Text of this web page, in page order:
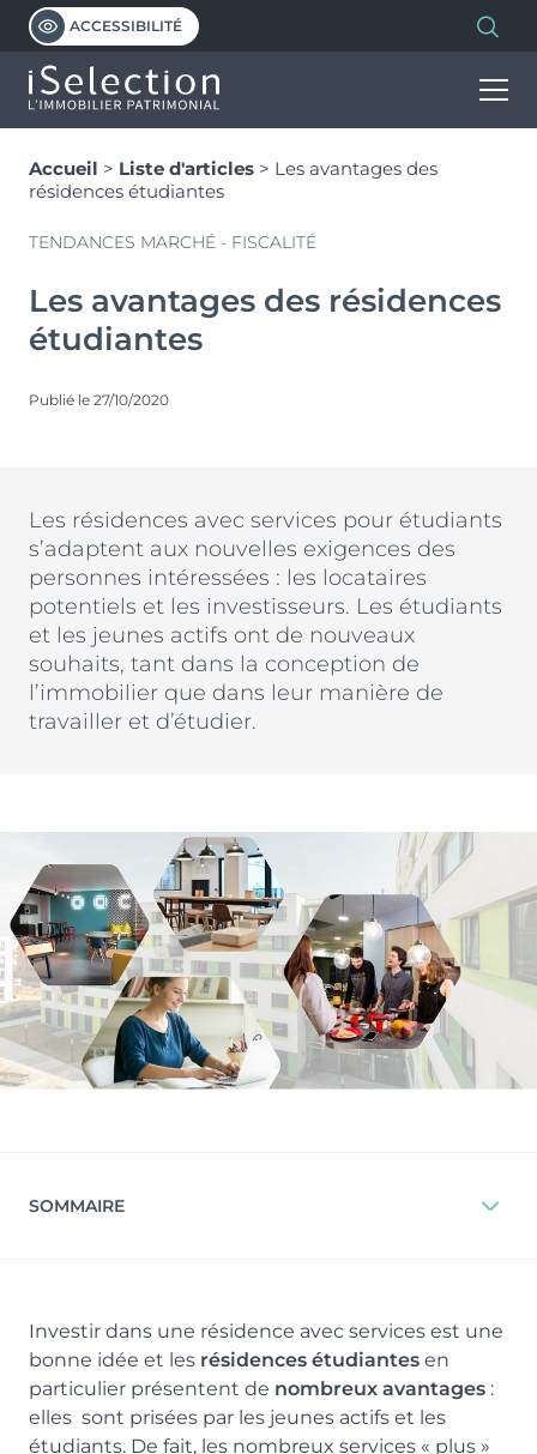
ACCESSIBILITÉ
INVESTIR
Notre vision de l’immobilier patrimonial
Investissement locatif en VEFA
LMNP géré
Malraux
Monuments Historiques
Déficit Foncier
Denormandie
LLI
HABITER
L’immobilier neuf
Les dispositifs et avantages
PROGRAMMES
ISELECTION
Qui sommes-nous ?
Nos métiers et nos valeurs
Chiffres clés de l’entreprise
Politique RH
Recrutement
ACTUS & CONSEILS
CONTACT
ESPACE PARTENAIRES
Accueil > Liste d'articles > Les avantages des
résidences étudiantes
TENDANCES MARCHÉ - FISCALITÉ
Les avantages des résidences
étudiantes
Publié le 27/10/2020
Les résidences avec services pour étudiants
s’adaptent aux nouvelles exigences des
personnes intéressées : les locataires
potentiels et les investisseurs. Les étudiants
et les jeunes actifs ont de nouveaux
souhaits, tant dans la conception de
l’immobilier que dans leur manière de
travailler et d’étudier.
SOMMAIRE
Investir dans une résidence avec services est une
bonne idée et les résidences étudiantes en
particulier présentent de nombreux avantages :
elles sont prisées par les jeunes actifs et les
étudiants. De fait, les nombreux services « plus »